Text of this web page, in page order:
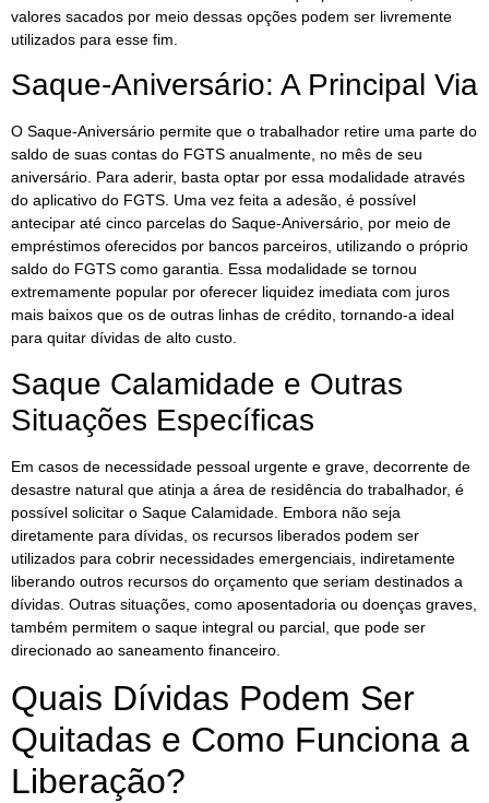
valores sacados por meio dessas opções podem ser livremente
utilizados para esse fim.
Saque-Aniversário: A Principal Via
O Saque-Aniversário permite que o trabalhador retire uma parte do
saldo de suas contas do FGTS anualmente, no mês de seu
aniversário. Para aderir, basta optar por essa modalidade através
do aplicativo do FGTS. Uma vez feita a adesão, é possível
antecipar até cinco parcelas do Saque-Aniversário, por meio de
empréstimos oferecidos por bancos parceiros, utilizando o próprio
saldo do FGTS como garantia. Essa modalidade se tornou
extremamente popular por oferecer liquidez imediata com juros
mais baixos que os de outras linhas de crédito, tornando-a ideal
para quitar dívidas de alto custo.
Saque Calamidade e Outras
Situações Específicas
Em casos de necessidade pessoal urgente e grave, decorrente de
desastre natural que atinja a área de residência do trabalhador, é
possível solicitar o Saque Calamidade. Embora não seja
diretamente para dívidas, os recursos liberados podem ser
utilizados para cobrir necessidades emergenciais, indiretamente
liberando outros recursos do orçamento que seriam destinados a
dívidas. Outras situações, como aposentadoria ou doenças graves,
também permitem o saque integral ou parcial, que pode ser
direcionado ao saneamento financeiro.
Quais Dívidas Podem Ser
Quitadas e Como Funciona a
Liberação?